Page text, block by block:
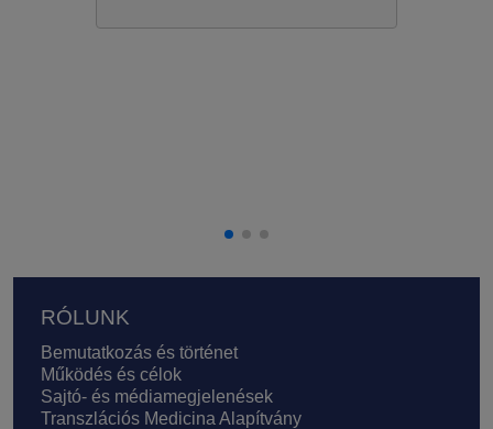
Lábléc
RÓLUNK
Bemutatkozás és történet
Működés és célok
Sajtó- és médiamegjelenések
Transzlációs Medicina Alapítvány